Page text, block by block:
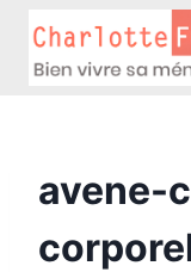
contenu
avene-